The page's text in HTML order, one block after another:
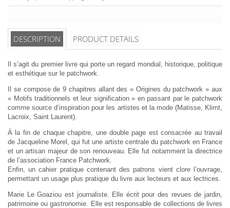
DESCRIPTION PRODUCT DETAILS
Il s’agit du premier livre qui porte un regard mondial, historique, politique
et esthétique sur le patchwork.
Il se compose de 9 chapitres allant des « Origines du patchwork » aux
« Motifs traditionnels et leur signification » en passant par le patchwork
comme source d’inspiration pour les artistes et la mode (Matisse, Klimt,
Lacroix, Saint Laurent).
À la fin de chaque chapitre, une double page est consacrée au travail
de Jacqueline Morel, qui fut une artiste centrale du patchwork en France
et un artisan majeur de son renouveau. Elle fut notamment la directrice
de l’association France Patchwork.
Enfin, un cahier pratique contenant des patrons vient clore l’ouvrage,
permettant un usage plus pratique du livre aux lecteurs et aux lectrices.
Marie Le Goaziou est journaliste. Elle écrit pour des revues de jardin,
patrimoine ou gastronomie. Elle est responsable de collections de livres